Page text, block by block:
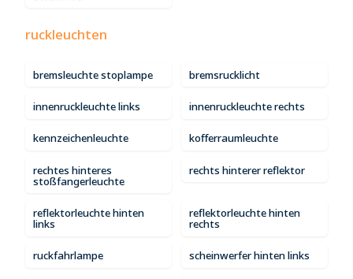
ruckleuchten
bremsleuchte stoplampe bremsrucklicht
innenruckleuchte links innenruckleuchte rechts
kennzeichenleuchte kofferraumleuchte
rechtes hinteres
stoßfangerleuchte
rechts hinterer reflektor
reflektorleuchte hinten
links
reflektorleuchte hinten
rechts
ruckfahrlampe scheinwerfer hinten links